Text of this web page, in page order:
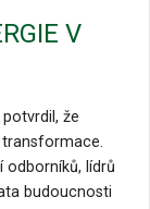
V
že
odborníků, lídrů
budoucnosti